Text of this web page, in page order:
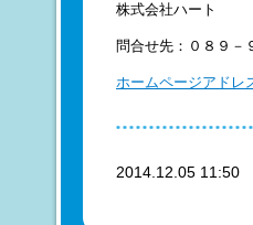
株式会社ハート
問合せ先：０８９
ホームページアドレ
2014.12.05